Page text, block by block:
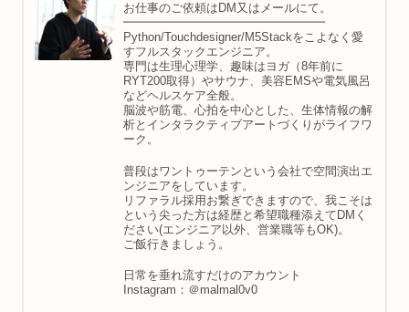
お仕事のご依頼はDM又はメールにて。
━━━━━━━━━━━━━━━━━
Python/Touchdesigner/M5Stackをこよなく愛
すフルスタックエンジニア。
専門は生理心理学、趣味はヨガ（8年前に
RYT200取得）やサウナ、美容EMSや電気風呂
などヘルスケア全般。
脳波や筋電、心拍を中心とした、生体情報の解
析とインタラクティブアートづくりがライフワ
ーク。
普段はワントゥーテンという会社で空間演出エ
ンジニアをしています。
リファラル採用お繋ぎできますので、我こそは
という尖った方は経歴と希望職種添えてDMく
ださい(エンジニア以外、営業職等もOK)。
ご飯行きましょう。
日常を垂れ流すだけのアカウント
Instagram：＠malmal0v0